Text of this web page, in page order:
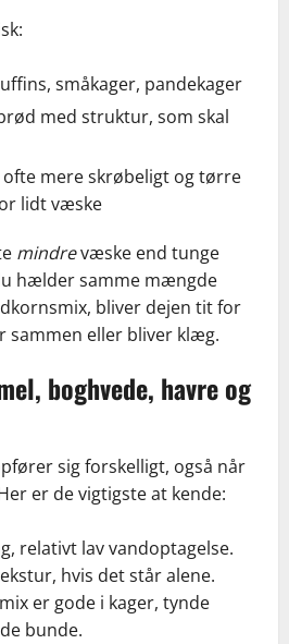
småkager, pandekager
med struktur, som skal
mere skrøbeligt og tørre
lidt væske
mindrevæske end tunge
hælder samme mængde
bliver dejen tit for
sammen eller bliver klæg.
boghvede, havre og
sig forskelligt, også når
er de vigtigste at kende:
relativt lav vandoptagelse.
hvis det står alene.
er gode i kager, tynde
bunde.